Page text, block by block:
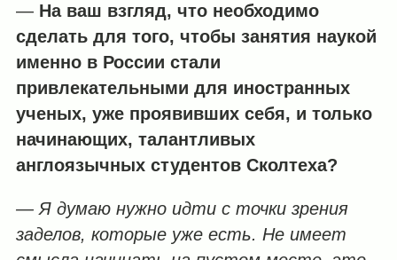
—На ваш взгляд, что необходимо
сделать для того, чтобы занятия наукой
именно в России стали
привлекательными для иностранных
ученых, уже проявивших себя, и только
начинающих, талантливых
англоязычных студентов Сколтеха?
— Я думаю нужно идти с точки зрения
заделов, которые уже есть. Не имеет